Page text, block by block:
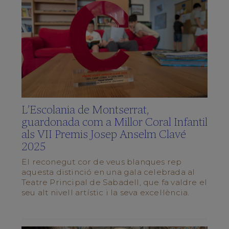
Què
vols
saber?
(FAQS)
Galeria
multimèdia
SCHOLA
El
Director
La
Schola
Cantorum
Repertori
Forma’n
part
L’Escolania de Montserrat,
guardonada com a Millor Coral Infantil
als VII Premis Josep Anselm Clavé
2025
El reconegut cor de veus blanques rep
aquesta distinció en una gala celebrada al
Teatre Principal de Sabadell, que fa valdre el
seu alt nivell artístic i la seva excel·lència.